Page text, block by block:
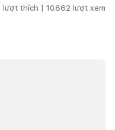
lượt thích | 10.662 lượt xem